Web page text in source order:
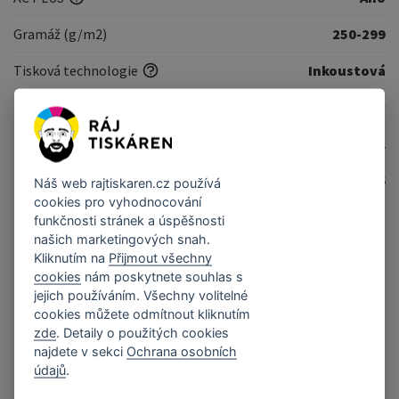
Gramáž (g/m2) 250-299
Tisková technologie Inkoustová
Typ papíru Fotografický
Kód produktu PAPFOTA6MIC20GL
EAN 8595232100106
Podobné produkty
Náš web rajtiskaren.cz používá
cookies pro vyhodnocování
funkčnosti stránek a úspěšnosti
našich marketingových snah.
Kliknutím na Přijmout všechny
cookies nám poskytnete souhlas s
jejich používáním. Všechny volitelné
cookies můžete odmítnout kliknutím
zde . Detaily o použitých cookies
najdete v sekci Ochrana osobních
údajů